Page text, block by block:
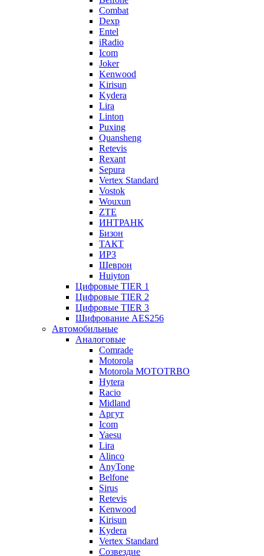
Combat
Dexp
Entel
iRadio
Icom
Joker
Kenwood
Kirisun
Kydera
Lira
Linton
Puxing
Quansheng
Retevis
Rexant
Sepura
Vertex Standard
Vostok
Wouxun
ZTE
ИНТРАНК
Бизон
ТАКТ
ИРЗ
Шеврон
Huiyton
Цифровые TIER 1
Цифровые TIER 2
Цифровые TIER 3
Шифрование AES256
Автомобильные
Аналоговые
Comrade
Motorola
Motorola MOTOTRBO
Hytera
Racio
Midland
Аргут
Icom
Yaesu
Lira
Alinco
AnyTone
Belfone
Sirus
Retevis
Kenwood
Kirisun
Kydera
Vertex Standard
Созвездие